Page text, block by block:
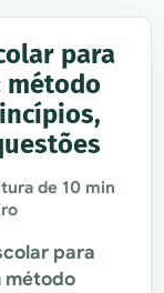
para
método
de 10 min
para
método